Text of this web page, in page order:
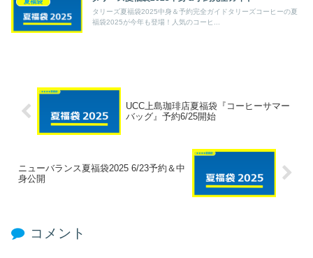
夏福袋
タリーズ夏福袋2025中身＆予約完全ガイドタリーズコーヒーの夏
福袋2025が今年も登場！人気のコーヒ...
UCC上島珈琲店夏福袋『コーヒーサマー
バッグ』予約6/25開始
ニューバランス夏福袋2025 6/23予約＆中
身公開
コメント